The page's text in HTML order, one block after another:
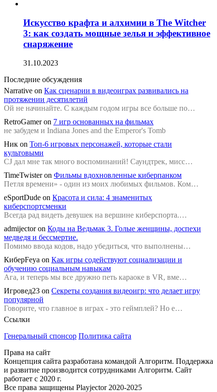
Искусство крафта и алхимии в The Witcher
3: как создать мощные зелья и эффективное
снаряжение
31.10.2023
Последние обсуждения
Narrative on Как сценарии в видеоиграх развивались на
протяжении десятилетий
Ой не начинайте. С каждым годом игры все больше по…
RetroGamer on 7 игр основанных на фильмах
не забудем и Indiana Jones and the Emperor's Tomb
Ник on Топ-6 игровых персонажей, которые стали
культовыми
CJ дал мне так много воспоминаний! Саундтрек, мисс…
TimeTwister on Фильмы вдохновленные киберпанком
Петля времени» - один из моих любимых фильмов. Ком…
eSportDude on Красота и сила: 4 знаменитых
киберспортсменки
Всегда рад видеть девушек на вершине киберспорта.…
admijector on Коды на Ведьмак 3. Голые женщины, доспехи
медведя и бессмертие.
Помимо ввода кодов, надо убедиться, что выполнены…
КиберFeya on Как игры содействуют социализации и
обучению социальным навыкам
Ага, и теперь мы все дружно петь караоке в VR, вме…
Игровед23 on Секреты создания видеоигр: что делает игру
популярной
Говорите, что главное в играх - это геймплей? Но е…
Ссылки
Генеральный спонсор Политика сайта
Права на сайт
Концепция сайта разработана командой Алгоритм. Поддержка
и развитие производится сотрудниками Алгоритм. Сайт
работает с 2020 г.
Все права защищены Playjector 2020-2025